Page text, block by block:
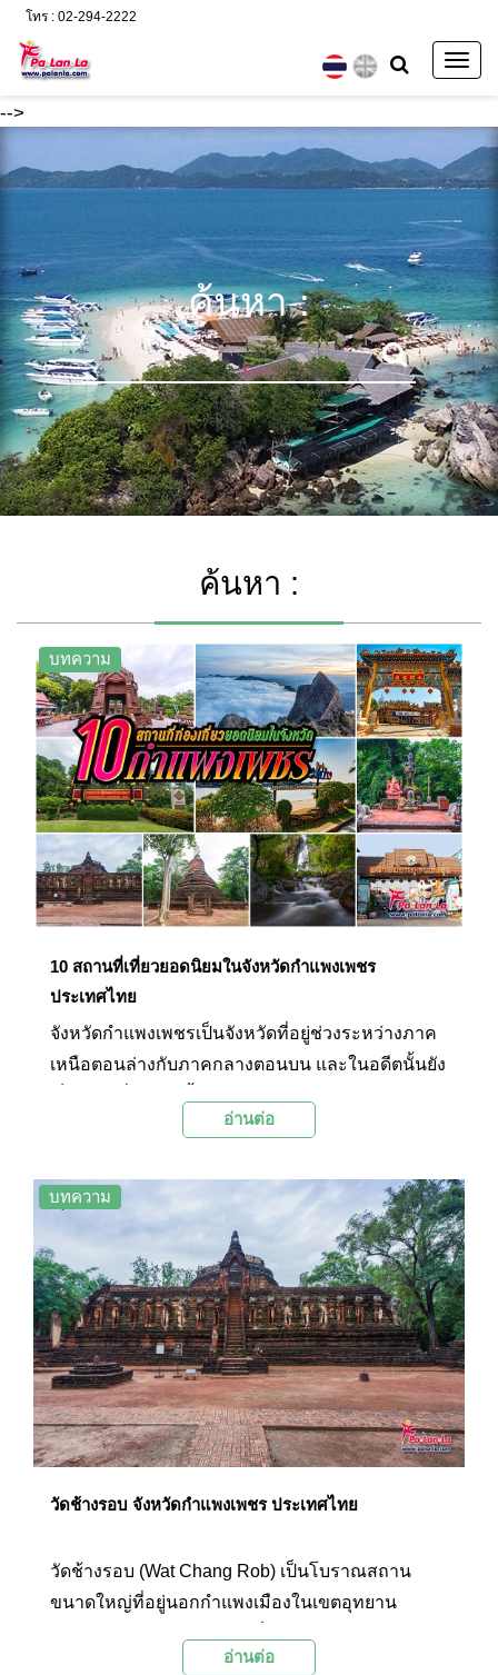
-->
โทร : 02-294-2222
ค้นหา :
ค้นหา :
บทความ
10 สถานที่เที่ยวยอดนิยมในจังหวัดกำแพงเพชร
ประเทศไทย
จังหวัดกำแพงเพชรเป็นจังหวัดที่อยู่ช่วงระหว่างภาค
เหนือตอนล่างกับภาคกลางตอนบน และในอดีตนั้นยัง
อีกด้วย จึงทำให้พื้นที่บริเวณนี้มีกลุ่มโบราณสถาน
นอกจากนี้ด้วยสภาพภูมิประเทศที่มีภูเขาและป่าไม้
ขนาดใหญ่จึงทำให้มีสถานที่ท่องเที่ยวทางธรรมชาติ
ที่มีความร่มรื่นและสวยงามหลายแห่งอีกด้วย วันนี้
ทาง Palanla จึงได้รวบรวม 10 สถานที่ท่องเที่ยวยอด
นิยมในจังหวัดกำแพงเพชรมาฝากทุกท่านกันใน
บทความนี้
อ่านต่อ
บทความ
วัดช้างรอบ จังหวัดกำแพงเพชร ประเทศไทย
วัดช้างรอบ (Wat Chang Rob) เป็นโบราณสถาน
ขนาดใหญ่ที่อยู่นอกกำแพงเมืองในเขตอุทยาน
ปูนปั้นที่เป็นรูปช้างครึ่งตัวซึ่งประดับเรียงรายอยู่รอบ
อ่านต่อ